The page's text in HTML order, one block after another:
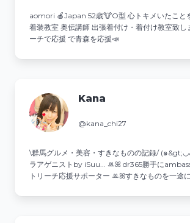
aomori 🍎Japan 52歳🐮O型 心トキメいたこと
着装教室 奥伝講師 出張着付け・着付け教室致し
ーチで応援 で青森を応援📣
Kana
@kana_chi27
\群馬グルメ・美容・すきなものの記録/ (๑
ラアゲニストby iSuu... ꔛꕤ dr365勝手に
トリーチ応援サポーター ꔛꕤすきなものを一途